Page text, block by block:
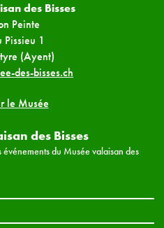
des Bisses
Peinte
Pissieu 1
(Ayent)
des-bisses.ch
le Musée
des Bisses
événements du Musée valaisan des